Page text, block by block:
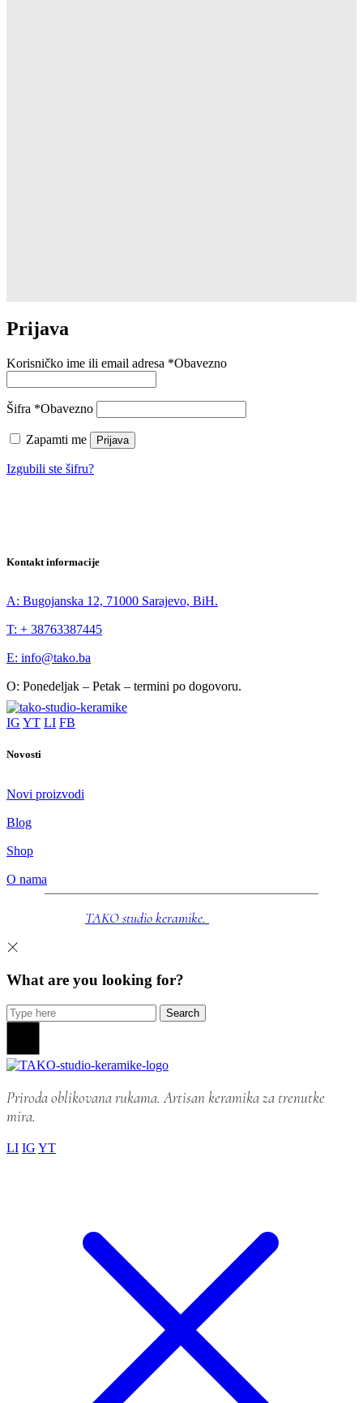
Prijava
Korisničko ime ili email adresa *Obavezno
Šifra *Obavezno
Zapamti me Prijava
Izgubili ste šifru?
Kontakt informacije
A: Bugojanska 12, 71000 Sarajevo, BiH.
T: + 38763387445
E: info@tako.ba
O: Ponedeljak – Petak – termini po dogovoru.
IG YT LI FB
Novosti
Novi proizvodi
Blog
Shop
O nama
TAKO studio keramike.
What are you looking for?
Search
Priroda oblikovana rukama. Artisan keramika za trenutke
mira.
LI IG YT